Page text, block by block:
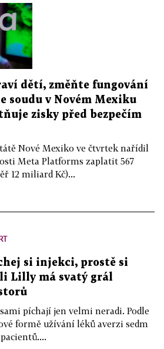
dětí, změňte fungování
soudu v Novém Mexiku
zisky před bezpečím
Nové Mexiko ve čtvrtek nařídil
Meta Platforms zaplatit 567
12 miliard Kč)...
si injekci, prostě si
Lilly má svatý grál
píchají jen velmi neradi. Podle
formě užívání léků averzi sedm